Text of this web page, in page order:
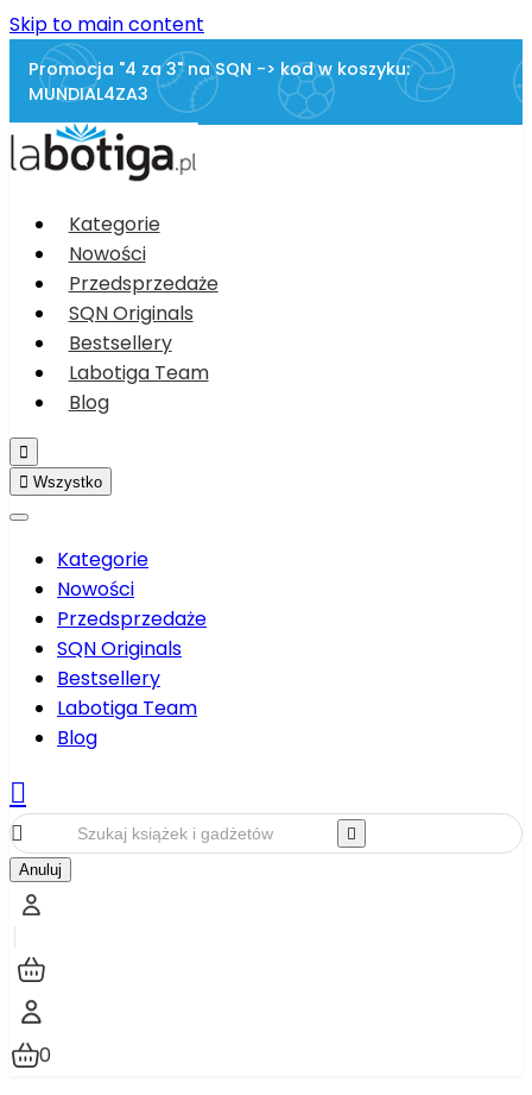
Skip to main content
Promocja "4 za 3" na SQN -> kod w koszyku:
MUNDIAL4ZA3
Kategorie
Nowości
Przedsprzedaże
SQN Originals
Bestsellery
Labotiga Team
Blog

 Wszystko
Kategorie
Nowości
Przedsprzedaże
SQN Originals
Bestsellery
Labotiga Team
Blog



Anuluj
0